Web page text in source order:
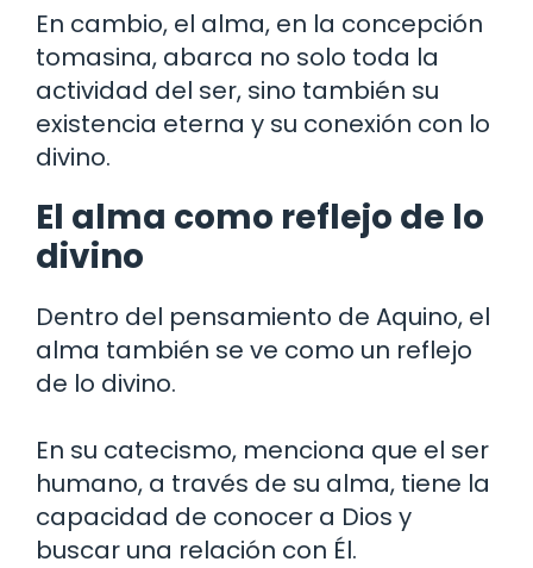
En cambio, el alma, en la concepción
tomasina, abarca no solo toda la
actividad del ser, sino también su
existencia eterna y su conexión con lo
divino.
El alma como reflejo de lo
divino
Dentro del pensamiento de Aquino, el
alma también se ve como un reflejo
de lo divino.
En su catecismo, menciona que el ser
humano, a través de su alma, tiene la
capacidad de conocer a Dios y
buscar una relación con Él.